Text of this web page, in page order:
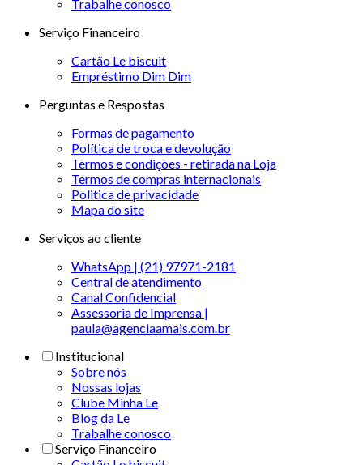
Trabalhe conosco
Serviço Financeiro
Cartão Le biscuit
Empréstimo Dim Dim
Perguntas e Respostas
Formas de pagamento
Política de troca e devolução
Termos e condições - retirada na Loja
Termos de compras internacionais
Politica de privacidade
Mapa do site
Serviços ao cliente
WhatsApp | (21) 97971-2181
Central de atendimento
Canal Confidencial
Assessoria de Imprensa |
paula@agenciaamais.com.br
Institucional
Sobre nós
Nossas lojas
Clube Minha Le
Blog da Le
Trabalhe conosco
Serviço Financeiro